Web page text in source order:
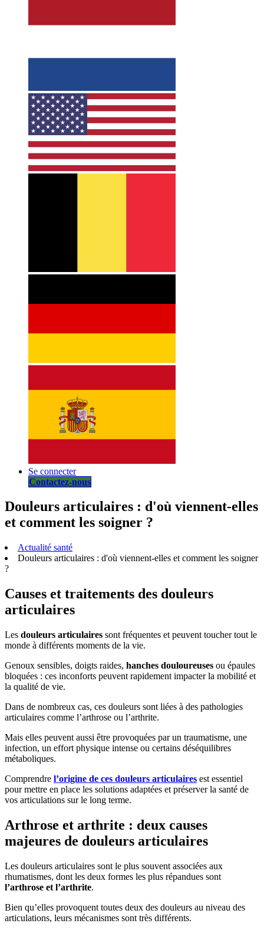
Se connecter
Contactez-nous
Douleurs articulaires : d'où viennent-elles
et comment les soigner ?
Actualité santé
Douleurs articulaires : d'où viennent-elles et comment les soigner
?
Causes et traitements des douleurs
articulaires
Les douleurs articulaires sont fréquentes et peuvent toucher tout le
monde à différents moments de la vie.
Genoux sensibles, doigts raides, hanches douloureuses ou épaules
bloquées : ces inconforts peuvent rapidement impacter la mobilité et
la qualité de vie.
Dans de nombreux cas, ces douleurs sont liées à des pathologies
articulaires comme l’arthrose ou l’arthrite.
Mais elles peuvent aussi être provoquées par un traumatisme, une
infection, un effort physique intense ou certains déséquilibres
métaboliques.
Comprendre l’origine de ces douleurs articulaires est essentiel
pour mettre en place les solutions adaptées et préserver la santé de
vos articulations sur le long terme.
Arthrose et arthrite : deux causes
majeures de douleurs articulaires
Les douleurs articulaires sont le plus souvent associées aux
rhumatismes, dont les deux formes les plus répandues sont
l’arthrose et l’arthrite.
Bien qu’elles provoquent toutes deux des douleurs au niveau des
articulations, leurs mécanismes sont très différents.